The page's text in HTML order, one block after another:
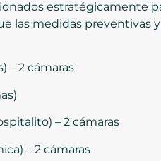
estratégicamente
las medidas
– 2 cámaras
– 2 cámaras
– 2 cámaras